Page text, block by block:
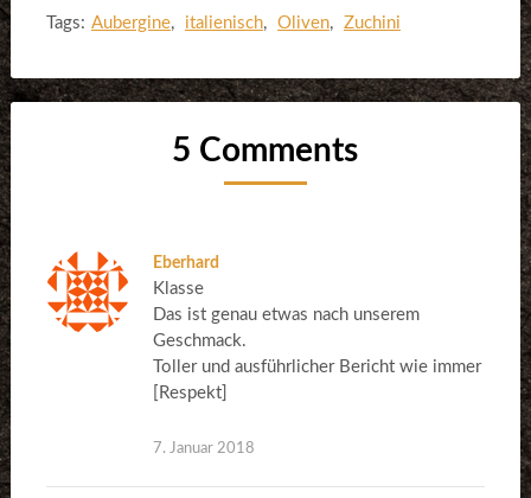
Tags: Aubergine, italienisch, Oliven, Zuchini
5 Comments
Eberhard
Klasse
Das ist genau etwas nach unserem
Geschmack.
Toller und ausführlicher Bericht wie immer
[Respekt]
7. Januar 2018